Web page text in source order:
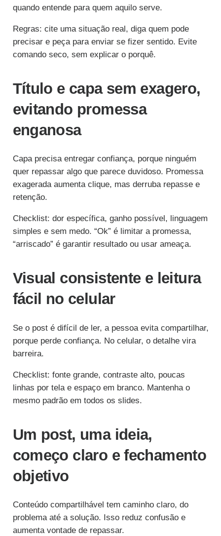
quando entende para quem aquilo serve.
Regras: cite uma situação real, diga quem pode
precisar e peça para enviar se fizer sentido. Evite
comando seco, sem explicar o porquê.
Título e capa sem exagero,
evitando promessa
enganosa
Capa precisa entregar confiança, porque ninguém
quer repassar algo que parece duvidoso. Promessa
exagerada aumenta clique, mas derruba repasse e
retenção.
Checklist: dor específica, ganho possível, linguagem
simples e sem medo. “Ok” é limitar a promessa,
“arriscado” é garantir resultado ou usar ameaça.
Visual consistente e leitura
fácil no celular
Se o post é difícil de ler, a pessoa evita compartilhar,
porque perde confiança. No celular, o detalhe vira
barreira.
Checklist: fonte grande, contraste alto, poucas
linhas por tela e espaço em branco. Mantenha o
mesmo padrão em todos os slides.
Um post, uma ideia,
começo claro e fechamento
objetivo
Conteúdo compartilhável tem caminho claro, do
problema até a solução. Isso reduz confusão e
aumenta vontade de repassar.